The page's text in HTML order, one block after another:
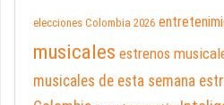
elecciones Colombia 2026
musicales estrenos
musicales de esta semana